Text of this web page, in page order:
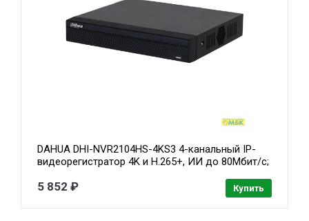
DAHUA DHI-NVR2104HS-4KS3 4-канальный IP-
видеорегистратор 4K и H.265+, ИИ до 80Мбит/с;
100Мбит/с видеоаналитика (все кн)
5 852 ₽ Купить